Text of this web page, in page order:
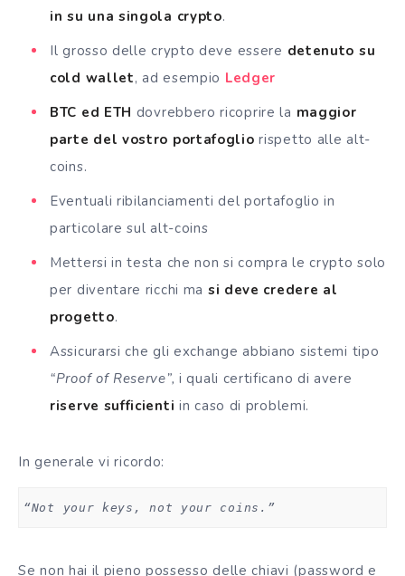
in su una singola crypto.
Il grosso delle crypto deve essere detenuto su
cold wallet, ad esempio Ledger
BTC ed ETH dovrebbero ricoprire la maggior
parte del vostro portafoglio rispetto alle alt-
coins.
Eventuali ribilanciamenti del portafoglio in
particolare sul alt-coins
Mettersi in testa che non si compra le crypto solo
per diventare ricchi ma si deve credere al
progetto.
Assicurarsi che gli exchange abbiano sistemi tipo
“Proof of Reserve”, i quali certificano di avere
riserve sufficienti in caso di problemi.
In generale vi ricordo:
“Not your keys, not your coins.”
Se non hai il pieno possesso delle chiavi (password e